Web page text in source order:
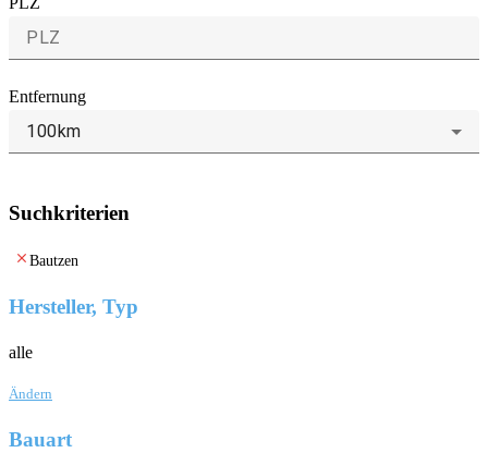
Entfernung
100km
Suchkriterien
clear Bautzen
Hersteller, Typ
alle
Ändern
Bauart